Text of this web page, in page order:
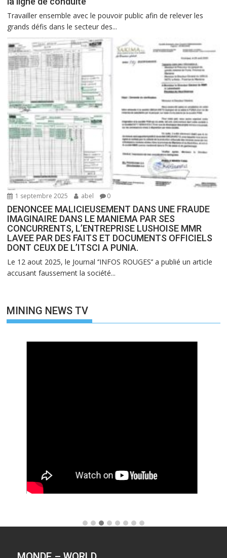
Travailler ensemble avec le pouvoir public afin de relever les
grands défis dans le secteur des...
1 septembre 2025 abel 0
DENONCEE MALICIEUSEMENT DANS UNE FRAUDE
IMAGINAIRE DANS LE MANIEMA PAR SES
CONCURRENTS, L’ENTREPRISE LUSHOISE MMR
LAVEE PAR DES FAITS ET DOCUMENTS OFFICIELS
DONT CEUX DE L’ITSCI A PUNIA.
Le 12 aout 2025, le Journal ‘’INFOS ROUGES’’ a publié un article
accusant faussement la société...
MINING NEWS TV